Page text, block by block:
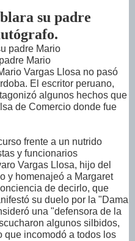
su padre
Mario
Vargas Llosa no pasó
El escritor peruano,
algunos hechos que
de Comercio donde fue
frente a un nutrido
y funcionarios
Vargas Llosa, hijo del
y homenajeó a Margaret
de decirlo, que
su duelo por la "Dama
una "defensora de la
algunos silbidos,
que incomodó a todos los